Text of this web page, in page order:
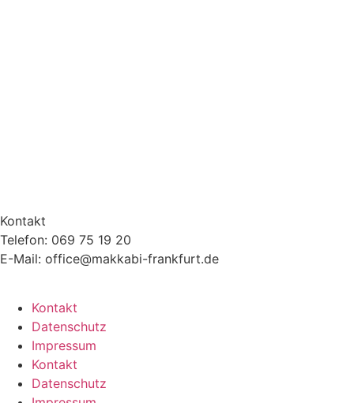
Kontakt
Telefon: 069 75 19 20
E-Mail: office@makkabi-frankfurt.de
Kontakt
Datenschutz
Impressum
Kontakt
Datenschutz